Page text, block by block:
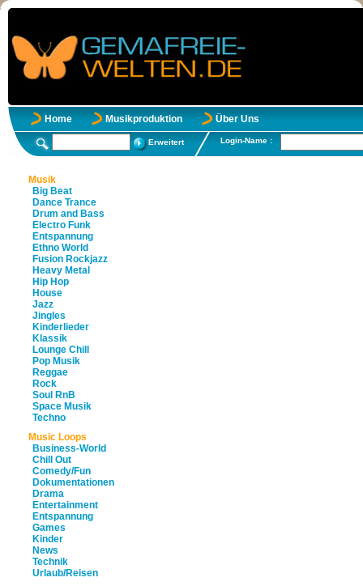
Home Musikproduktion Über Uns
Erweitert Login-Name :
Musik
Big Beat
Dance Trance
Drum and Bass
Electro Funk
Entspannung
Ethno World
Fusion Rockjazz
Heavy Metal
Hip Hop
House
Jazz
Jingles
Kinderlieder
Klassik
Lounge Chill
Pop Musik
Reggae
Rock
Soul RnB
Space Musik
Techno
Music Loops
Business-World
Chill Out
Comedy/Fun
Dokumentationen
Drama
Entertainment
Entspannung
Games
Kinder
News
Technik
Urlaub/Reisen